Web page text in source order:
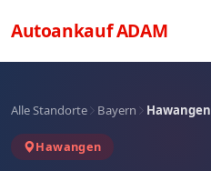
AutoankaufADAM
Alle Standorte Bayern Hawangen
Hawangen